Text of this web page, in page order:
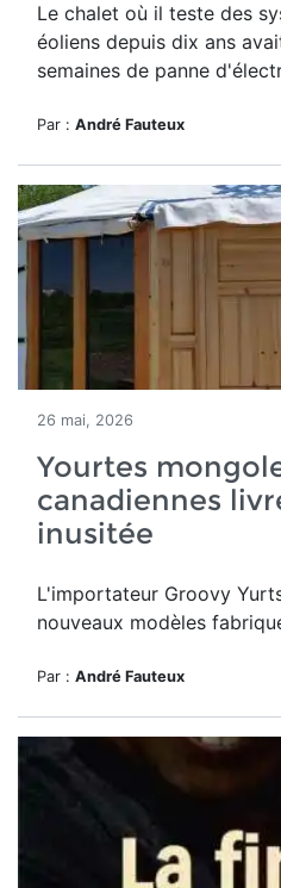
Le chalet où il teste des
éoliens depuis dix ans
semaines de panne
Par : André Fauteux
26 mai, 2026
Yourtes
canadiennes
inusitée
L'importateur Groovy
nouveaux modèles
Par : André Fauteux